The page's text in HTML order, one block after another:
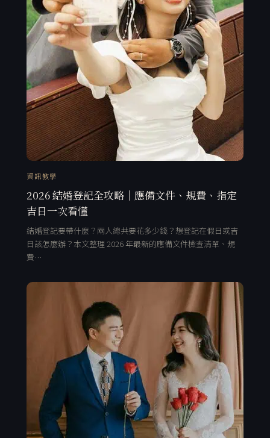
資訊教學
2026 結婚登記全攻略｜應備文件、規費、指定
吉日一次看懂
結婚登記要帶什麼？兩人總共要花多少錢？想登記在假日或吉
日該怎麼辦？本文整理 2026 年最新的應備文件檢查清單、規
費…